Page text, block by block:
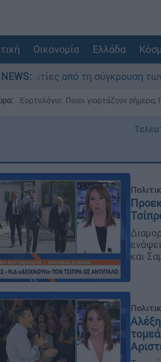
Οικονομία Ελλάδα
από τη σύγκρουση των
Εορτολόγιο: Ποιοι γιορτάζουν
και